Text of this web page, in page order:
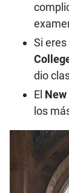
Si eres
dio
El
los